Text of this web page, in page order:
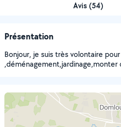
Avis (54)
Présentation
Bonjour, je suis très volontaire